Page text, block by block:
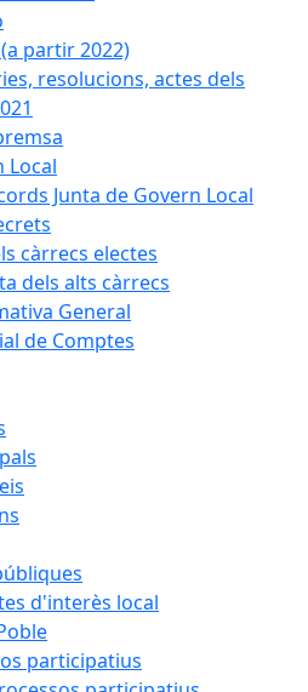
partir 2022)
resolucions, actes dels
Local
Junta de Govern Local
càrrecs electes
dels alts càrrecs
General
de Comptes
d'interès local
participatius